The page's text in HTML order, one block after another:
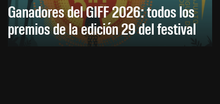
Ganadores del GIFF 2026: todos los
premios de la edición 29 del festival